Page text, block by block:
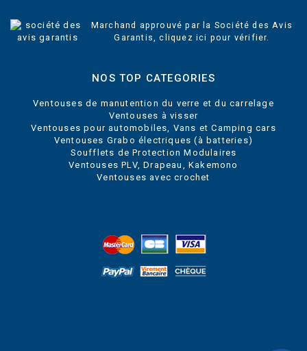
Marchand approuvé par la Société des Avis
Garantis,cliquez ici pour vérifier
NOS TOP CATEGORIES
Ventouses de manutention du verre et du carrelage
Ventouses à visser
Ventouses pour automobiles, Vans et Camping cars
Ventouses Grabo électriques (à batteries)
Soufflets de Protection Modulaires
Ventouses PLV, Drapeau, Kakemono
Ventouses avec crochet